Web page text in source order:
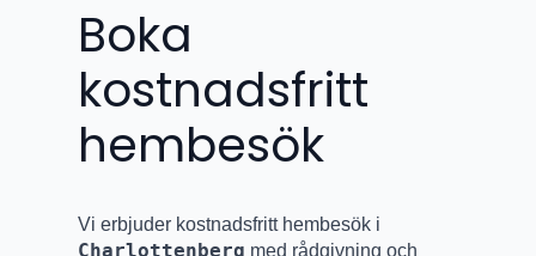
Boka
kostnadsfritt
hembesök
Vi erbjuder kostnadsfritt hembesök i
Charlottenberg med rådgivning och